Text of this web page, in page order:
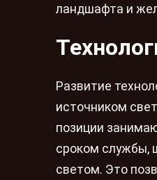
ландшафта и
Развитие
источником
позиции
сроком службы,
светом. Это